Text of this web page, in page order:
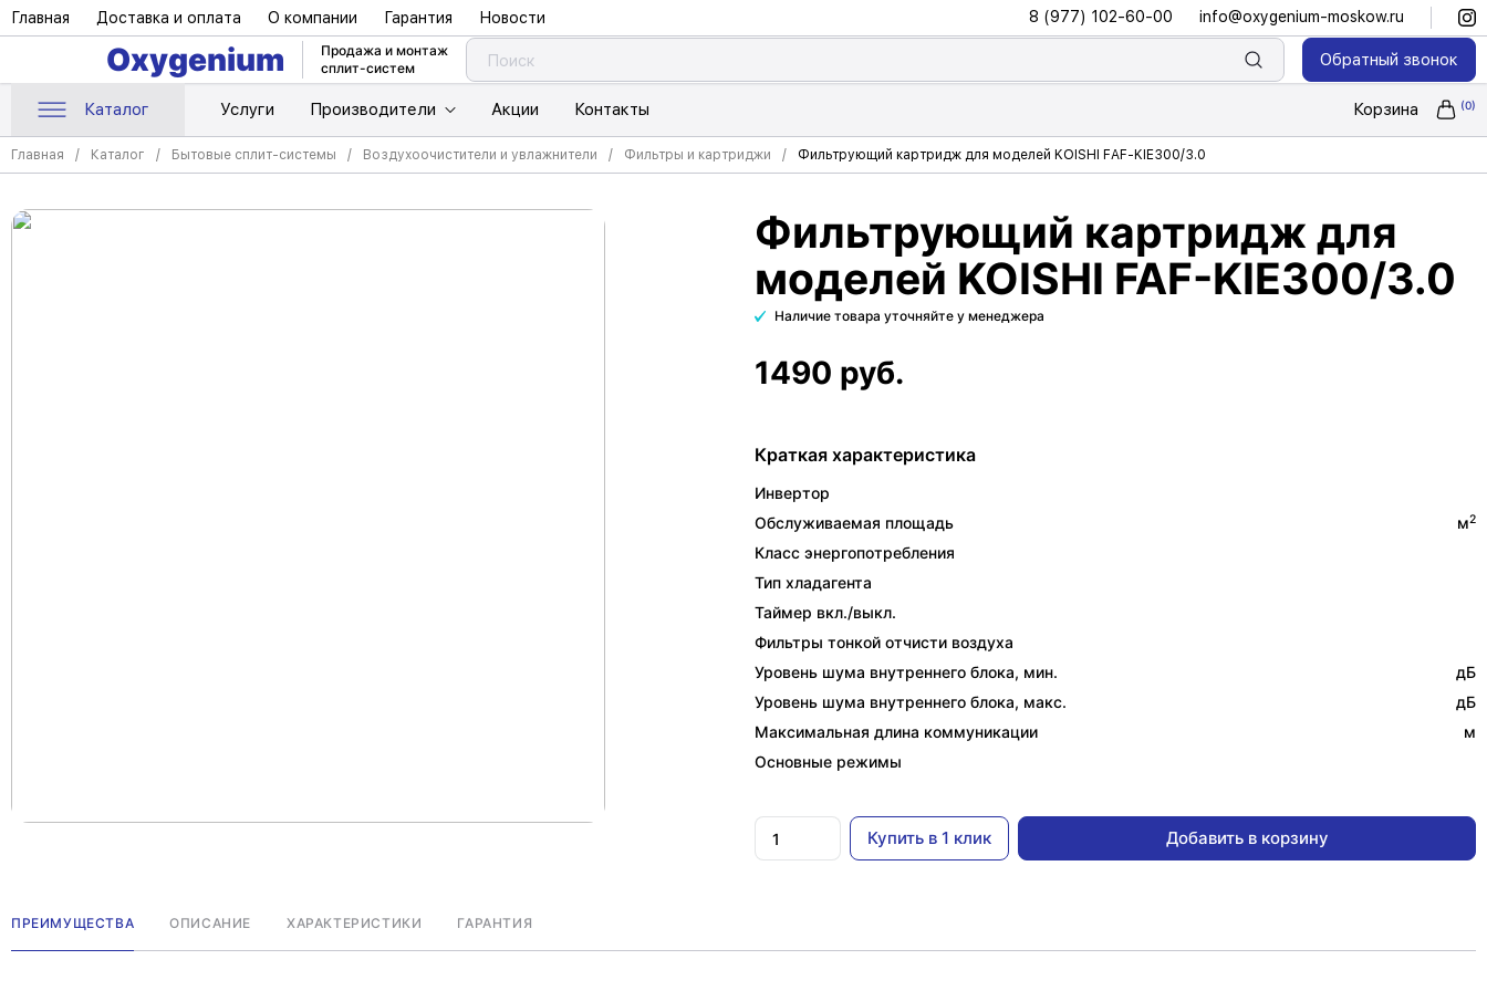
Главная Доставка и оплата О компании Гарантия Новости 8 (977) 102-60-00 info@oxygenium-moskow.ru
Oxygenium
Продажа и монтаж
сплит-систем
Обратный звонок
Каталог Услуги Производители Акции Контакты Корзина
Главная Каталог Бытовые сплит-системы Воздухоочистители и увлажнители Фильтры и картриджи Фильтрующий картридж для моделей KOISHI FAF-KIE300/3.0
Фильтрующий картридж для
моделей KOISHI FAF-KIE300/3.0
Наличие товара уточняйте у менеджера
1490 руб.
Краткая характеристика
Инвертор
Обслуживаемая площадь
м2
Класс энергопотребления
Тип хладагента
Таймер вкл./выкл.
Фильтры тонкой отчисти воздуха
Уровень шума внутреннего блока, мин.
дБ
Уровень шума внутреннего блока, макс.
дБ
Максимальная длина коммуникации
м
Основные режимы
Купить в 1 клик Добавить в корзину
ПРЕИМУЩЕСТВА ОПИСАНИЕ ХАРАКТЕРИСТИКИ ГАРАНТИЯ